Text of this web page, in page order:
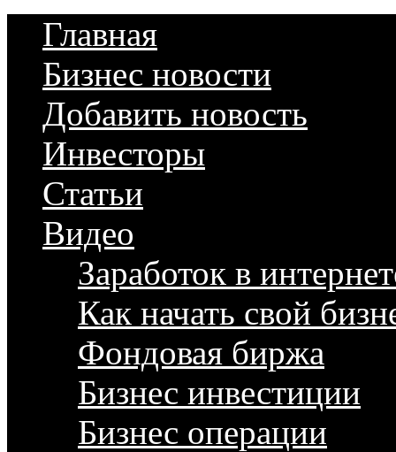
Главная
Бизнес новости
Добавить новость
Инвесторы
Статьи
Видео
Заработок в
Как начать свой
Фондовая биржа
Бизнес инвестиции
Бизнес операции